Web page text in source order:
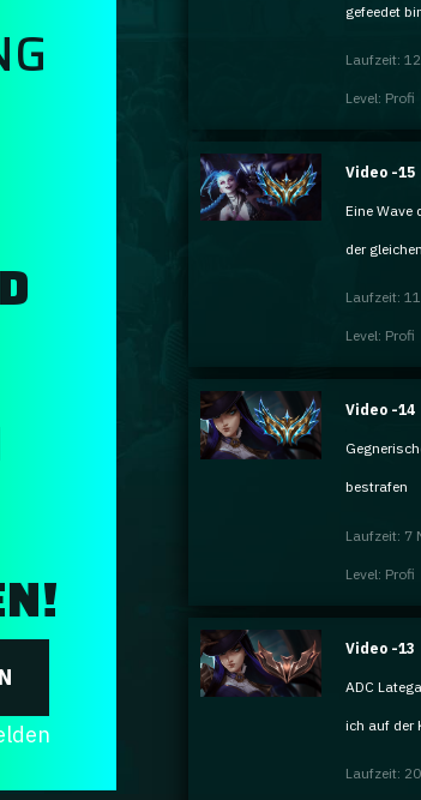
gefeedet
Laufzeit:
Level: Profi
Video -15
Eine Wave
der
Laufzeit:
Level: Profi
Video -14
bestrafen
Laufzeit: 7
Level: Profi
Video -13
ADC
ich auf der
Laufzeit: